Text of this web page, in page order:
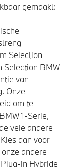
gemaakt:
Selection
Selection BMW
van
Onze
om te
1-Serie,
vele andere
dan voor
andere
in Hybride